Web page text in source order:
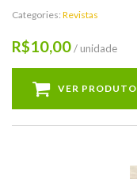
Categories: Revistas
R$10,00/ unidade
VER PRODUTO